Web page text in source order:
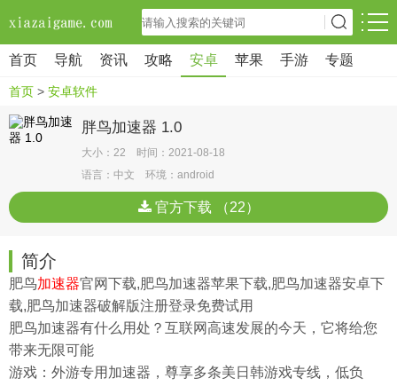
首页 导航 资讯 攻略 安卓 苹果 手游 专题
首页 > 安卓软件
胖鸟加速器 1.0
大小：22 时间：2021-08-18
语言：中文 环境：android
官方下载 （22）
简介
肥鸟加速器官网下载,肥鸟加速器苹果下载,肥鸟加速器安卓下
载,肥鸟加速器破解版注册登录免费试用
肥鸟加速器有什么用处？互联网高速发展的今天，它将给您
带来无限可能
游戏：外游专用加速器，尊享多条美日韩游戏专线，低负